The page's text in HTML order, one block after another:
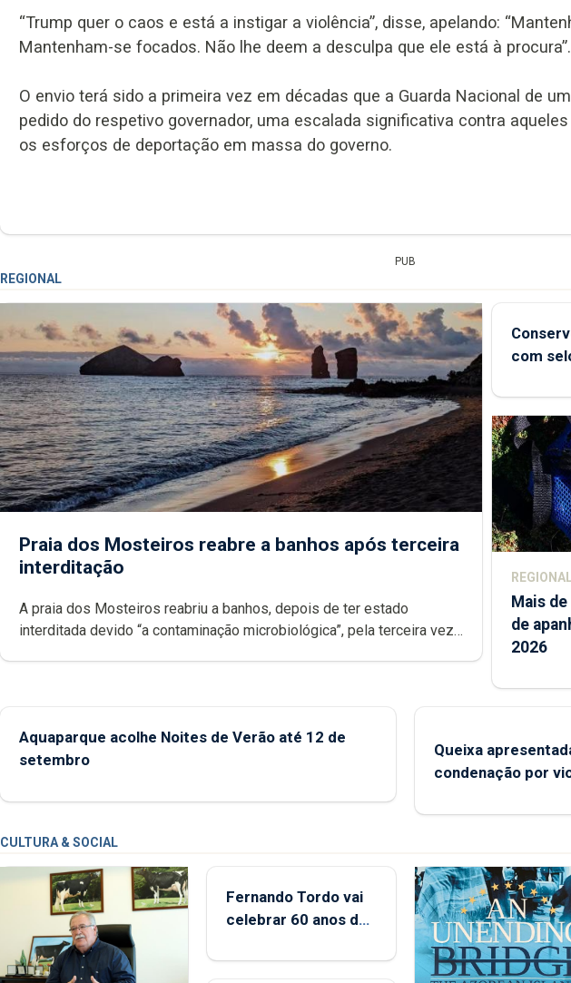
“Trump quer o caos e está a instigar a violência”, disse, apelando:
Mantenham-se focados. Não lhe deem a desculpa que ele está à procura”.
O envio terá sido a primeira vez em décadas que a Guarda Nacional de
pedido do respetivo governador, uma escalada significativa contra
os esforços de deportação em massa do governo.
PUB
REGIONAL
Praia dos Mosteiros reabre a banhos após terceira
interditação
A praia dos Mosteiros reabriu a banhos, depois de ter estado
interditada devido “a contaminação microbiológica”, pela terceira vez
com
REGIONAL
Mais
de
2026
Aquaparque acolhe Noites de Verão até 12 de
setembro
Queixa
condenação por
CULTURA & SOCIAL
Fernando Tordo vai
celebrar 60 anos de
Micaelense